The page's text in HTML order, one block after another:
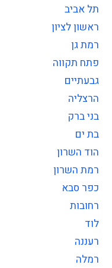
תל אביב
ראשון לציון
רמת גן
פתח תקווה
גבעתיים
הרצליה
בני ברק
בת ים
הוד השרון
רמת השרון
כפר סבא
רחובות
לוד
רעננה
רמלה